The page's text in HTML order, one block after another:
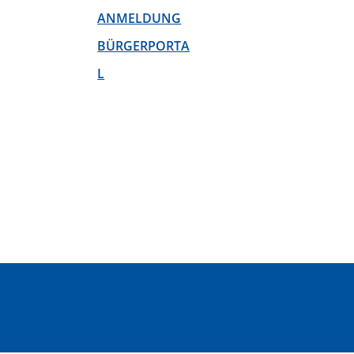
ANMELDUNG
BÜRGERPORTA
L